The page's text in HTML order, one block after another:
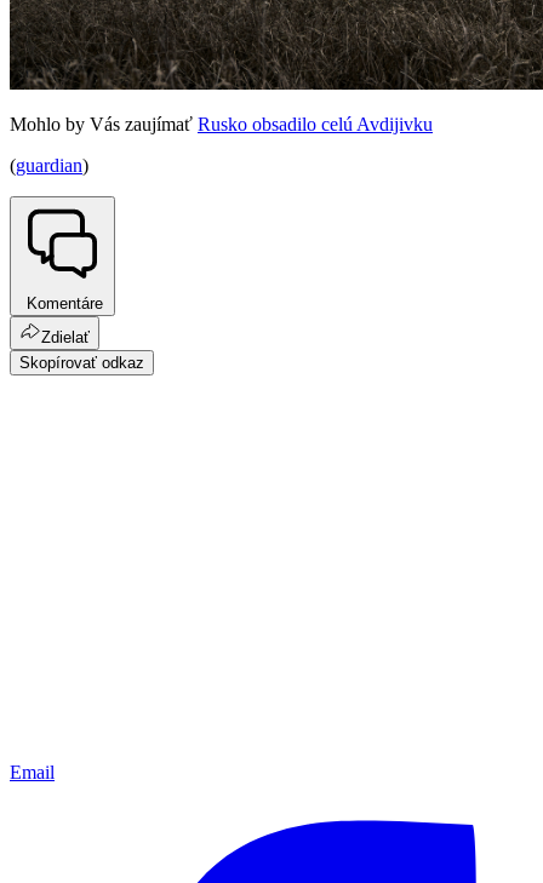
Mohlo by Vás zaujímať Rusko obsadilo celú Avdijivku
(guardian)
Komentáre
Zdielať
Skopírovať odkaz
Email